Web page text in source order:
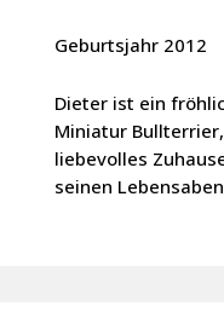
Geburtsjahr 2012
Dieter ist ein
Miniatur
liebevolles
seinen